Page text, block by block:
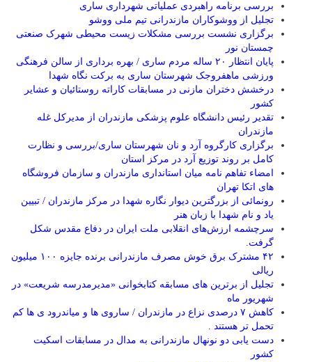
بررسی برنامه راهبردی عملیاتی شهرداری ساری
تجلیل از ووشوکاران مازندرانی تیم ملی ووشو
برگزاری نشست بررسی مشکلات زیست محیطی شهرک صنعتی
چمستان نور
پایان انتظار ۲۰ ساله مردم ساری / بهره برداری از سالن فرهنگی
ورزشی ماهفروجک شهرستان ساری به برکت نگاه شهدا
درخشش دختران مازنی در مسابقات کاراته روستائیان و عشایر
کشور
تقدیر رئیس دانشگاه علوم پزشکی مازندران از مدیرکل غله
مازندران
برگزاری کارگروه آرد و نان شهرستان ساری/بررسی و نظارت
کامل بر روند توزیع آرد در مرکز استان
امضاء تفاهم نامه میان استانداری مازندران و سازمان فروشگاه
های اتکا تهران
رونمائی از بزرگترین دیوار نگاره شهدا در مرکز مازندران / تبیین
یاد و نام شهدا با زبان هنر
سرچشمه ارزش‌های انقلابی ملت ایران در دفاع مقدس شکل
گرفت.
۴۲ مشترک برق خوش مصرف مازندرانی برنده جایزه ۱۰۰ میلیون
ریالی
تجلیل از برترین های مسابقه کتابخوانی «مدیرمدرسه شریعت» در
شهریور ماه
کاهش ۷ درصدی نزاع در مازندران / ساروی ها و میاندرود ی ها کم
تحمل تر هستند‌ .
دست یابی دو نونهال مازندرانی به مدال در مسابقات اسکیت
کشور